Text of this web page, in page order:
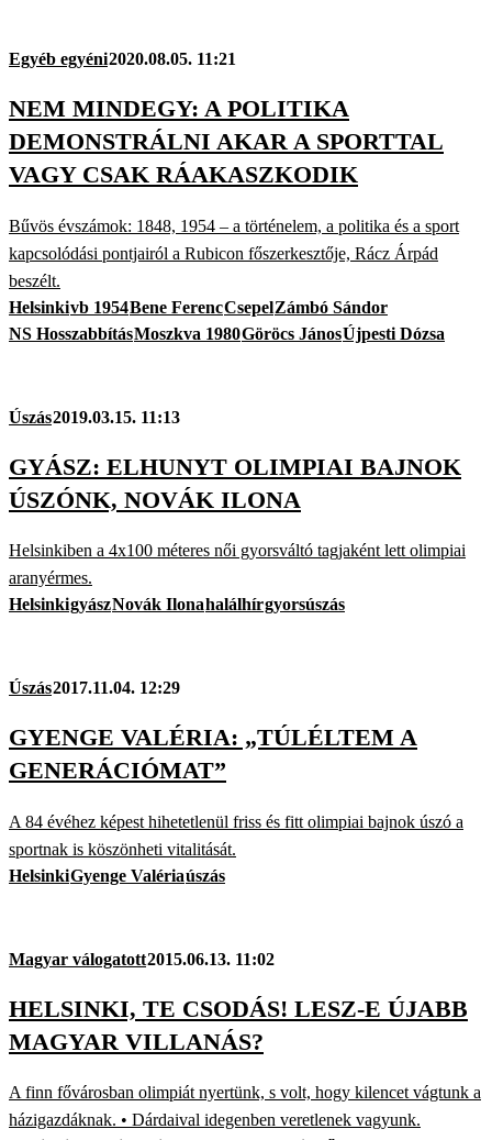
Egyéb egyéni2020.08.05. 11:21
NEM MINDEGY: A POLITIKA
DEMONSTRÁLNI AKAR A SPORTTAL
VAGY CSAK RÁAKASZKODIK
Bűvös évszámok: 1848, 1954 – a történelem, a politika és a sport
kapcsolódási pontjairól a Rubicon főszerkesztője, Rácz Árpád
beszélt.
Helsinkivb 1954Bene FerencCsepelZámbó Sándor
NS HosszabbításMoszkva 1980Göröcs JánosÚjpesti Dózsa
Úszás2019.03.15. 11:13
GYÁSZ: ELHUNYT OLIMPIAI BAJNOK
ÚSZÓNK, NOVÁK ILONA
Helsinkiben a 4x100 méteres női gyorsváltó tagjaként lett olimpiai
aranyérmes.
HelsinkigyászNovák Ilonahalálhírgyorsúszás
Úszás2017.11.04. 12:29
GYENGE VALÉRIA: „TÚLÉLTEM A
GENERÁCIÓMAT”
A 84 évéhez képest hihetetlenül friss és fitt olimpiai bajnok úszó a
sportnak is köszönheti vitalitását.
HelsinkiGyenge Valériaúszás
Magyar válogatott2015.06.13. 11:02
HELSINKI, TE CSODÁS! LESZ-E ÚJABB
MAGYAR VILLANÁS?
A finn fővárosban olimpiát nyertünk, s volt, hogy kilencet vágtunk a
házigazdáknak. • Dárdaival idegenben veretlenek vagyunk.